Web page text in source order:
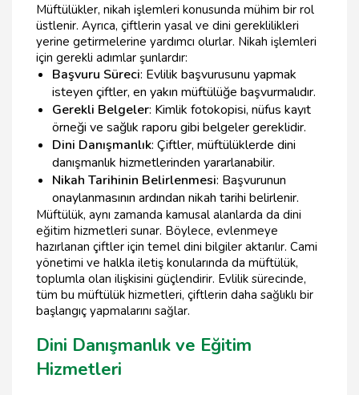
Müftülükler, nikah işlemleri konusunda mühim bir rol
üstlenir. Ayrıca, çiftlerin yasal ve dini gereklilikleri
yerine getirmelerine yardımcı olurlar. Nikah işlemleri
için gerekli adımlar şunlardır:
Başvuru Süreci: Evlilik başvurusunu yapmak
isteyen çiftler, en yakın müftülüğe başvurmalıdır.
Gerekli Belgeler: Kimlik fotokopisi, nüfus kayıt
örneği ve sağlık raporu gibi belgeler gereklidir.
Dini Danışmanlık: Çiftler, müftülüklerde dini
danışmanlık hizmetlerinden yararlanabilir.
Nikah Tarihinin Belirlenmesi: Başvurunun
onaylanmasının ardından nikah tarihi belirlenir.
Müftülük, aynı zamanda kamusal alanlarda da dini
eğitim hizmetleri sunar. Böylece, evlenmeye
hazırlanan çiftler için temel dini bilgiler aktarılır. Cami
yönetimi ve halkla iletiş konularında da müftülük,
toplumla olan ilişkisini güçlendirir. Evlilik sürecinde,
tüm bu müftülük hizmetleri, çiftlerin daha sağlıklı bir
başlangıç yapmalarını sağlar.
Dini Danışmanlık ve Eğitim
Hizmetleri